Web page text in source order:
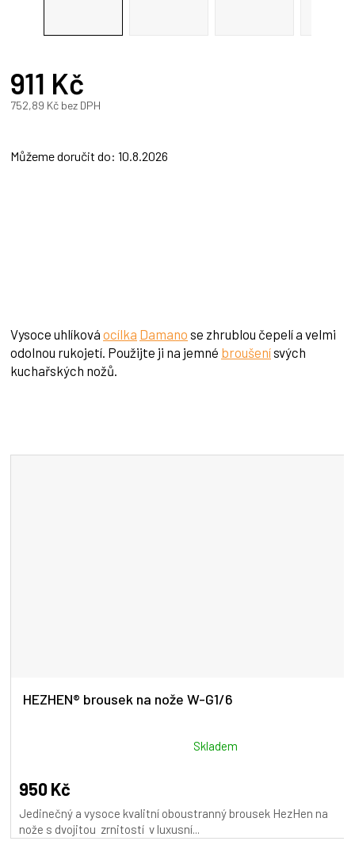
911 Kč
752,89 Kč bez DPH
Můžeme doručit do: 10.8.2026
Vysoce uhlíková ocílka Damano se zhrublou čepelí a velmi
odolnou rukojetí. Použijte ji na jemné broušenísvých
kuchařských nožů.
HEZHEN® brousek na nože W-G1/6
produktu
je
5,0
z
Skladem
950 Kč
Jedinečný a vysoce kvalitní oboustranný brousek HezHen na
nože s dvojitou zrnitostí v luxusní...